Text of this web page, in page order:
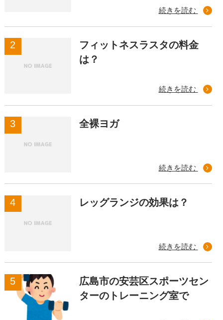
続きを読む
フィットネスラスタの料金
は？
続きを読む
全裸ヨガ
続きを読む
レッグランジの効果は？
続きを読む
広島市の安芸区スポーツセン
ターのトレーニング室で